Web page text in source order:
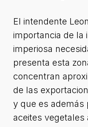
El intendente
importancia de la
imperiosa
presenta esta
concentran
de las
y que es además
aceites vegetales